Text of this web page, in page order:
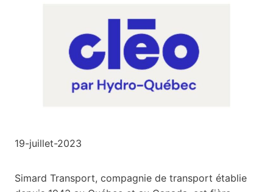
19-juillet-2023
Simard Transport, compagnie de transport établie